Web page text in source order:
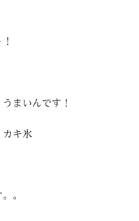
まいんです！
カキ氷
。